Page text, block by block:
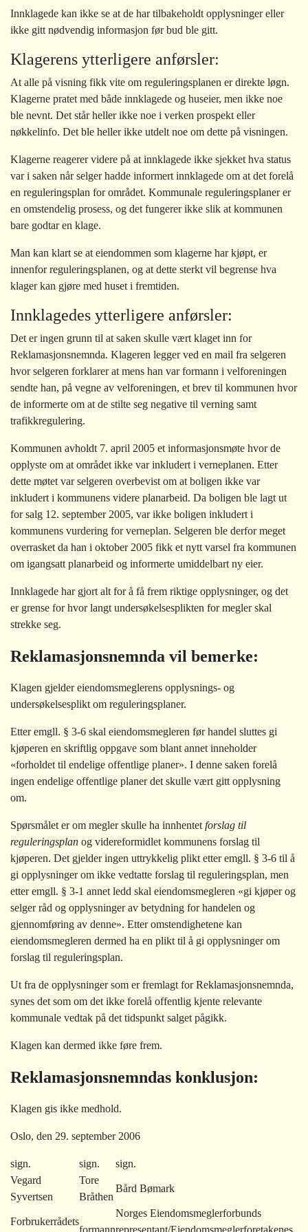
Innklagede kan ikke se at de har tilbakeholdt opplysninger eller
ikke gitt nødvendig informasjon før bud ble gitt.
Klagerens ytterligere anførsler:
At alle på visning fikk vite om reguleringsplanen er direkte løgn.
Klagerne pratet med både innklagede og huseier, men ikke noe
ble nevnt. Det står heller ikke noe i verken prospekt eller
nøkkelinfo. Det ble heller ikke utdelt noe om dette på visningen.
Klagerne reagerer videre på at innklagede ikke sjekket hva status
var i saken når selger hadde informert innklagede om at det forelå
en reguleringsplan for området. Kommunale reguleringsplaner er
en omstendelig prosess, og det fungerer ikke slik at kommunen
bare godtar en klage.
Man kan klart se at eiendommen som klagerne har kjøpt, er
innenfor reguleringsplanen, og at dette sterkt vil begrense hva
klager kan gjøre med huset i fremtiden.
Innklagedes ytterligere anførsler:
Det er ingen grunn til at saken skulle vært klaget inn for
Reklamasjonsnemnda. Klageren legger ved en mail fra selgeren
hvor selgeren forklarer at mens han var formann i velforeningen
sendte han, på vegne av velforeningen, et brev til kommunen hvor
de informerte om at de stilte seg negative til verning samt
trafikkregulering.
Kommunen avholdt 7. april 2005 et informasjonsmøte hvor de
opplyste om at området ikke var inkludert i verneplanen. Etter
dette møtet var selgeren overbevist om at boligen ikke var
inkludert i kommunens videre planarbeid. Da boligen ble lagt ut
for salg 12. september 2005, var ikke boligen inkludert i
kommunens vurdering for verneplan. Selgeren ble derfor meget
overrasket da han i oktober 2005 fikk et nytt varsel fra kommunen
om igangsatt planarbeid og informerte umiddelbart ny eier.
Innklagede har gjort alt for å få frem riktige opplysninger, og det
er grense for hvor langt undersøkelsesplikten for megler skal
strekke seg.
Reklamasjonsnemnda vil bemerke:
Klagen gjelder eiendomsmeglerens opplysnings- og
undersøkelsesplikt om reguleringsplaner.
Etter emgll. § 3-6 skal eiendomsmegleren før handel sluttes gi
kjøperen en skriftlig oppgave som blant annet inneholder
«forholdet til endelige offentlige planer». I denne saken forelå
ingen endelige offentlige planer det skulle vært gitt opplysning
om.
Spørsmålet er om megler skulle ha innhentet forslag til
reguleringsplan og videreformidlet kommunens forslag til
kjøperen. Det gjelder ingen uttrykkelig plikt etter emgll. § 3-6 til å
gi opplysninger om ikke vedtatte forslag til reguleringsplan, men
etter emgll. § 3-1 annet ledd skal eiendomsmegleren «gi kjøper og
selger råd og opplysninger av betydning for handelen og
gjennomføring av denne». Etter omstendighetene kan
eiendomsmegleren dermed ha en plikt til å gi opplysninger om
forslag til reguleringsplan.
Ut fra de opplysninger som er fremlagt for Reklamasjonsnemnda,
synes det som om det ikke forelå offentlig kjente relevante
kommunale vedtak på det tidspunkt salget pågikk.
Klagen kan dermed ikke føre frem.
Reklamasjonsnemndas konklusjon:
Klagen gis ikke medhold.
Oslo, den 29. september 2006
sign. sign.
sign.
Vegard
Syvertsen
Tore
Bråthen
Bård Bømark
Forbrukerrådets
formann
Norges Eiendomsmeglerforbunds
representant/Eiendomsmeglerforetakenes